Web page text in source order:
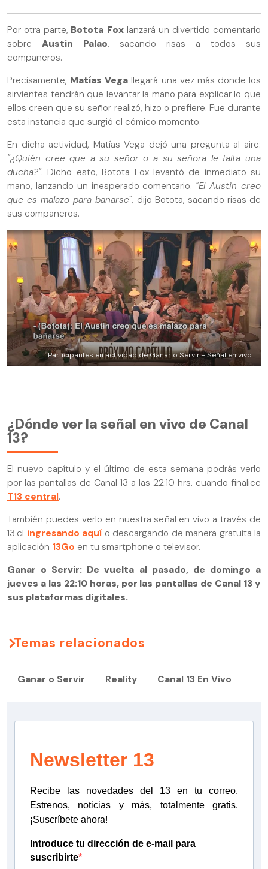
Por otra parte, Botota Foxlanzará un divertido comentario
sobre Austin Palao, sacando risas a todos sus
compañeros.
Precisamente, Matías Vega llegará una vez más donde los
sirvientes tendrán que levantar la mano para explicar lo que
ellos creen que su señor realizó, hizo o prefiere. Fue durante
esta instancia que surgió el cómico momento.
En dicha actividad, Matías Vega dejó una pregunta al aire:
"¿Quién cree que a su señor o a su señora le falta una
ducha?". Dicho esto, Botota Fox levantó de inmediato su
mano, lanzando un inesperado comentario. "El Austin creo
que es malazo para bañarse", dijo Botota, sacando risas de
sus compañeros.
Participantes en actividad de Ganar o Servir - Señal en vivo
¿Dónde ver la señal en vivo de Canal
13?
El nuevo capítulo y el último de esta semana podrás verlo
por las pantallas de Canal 13 a las 22:10 hrs. cuando finalice
T13 central.
También puedes verlo en nuestra señal en vivo a través de
13.cl ingresando aquí o descargando de manera gratuita la
aplicación 13Go en tu smartphone o televisor.
Ganar o Servir: De vuelta al pasado, de domingo a
jueves a las 22:10 horas, por las pantallas de Canal 13 y
sus plataformas digitales.
Temas relacionados
Ganar o Servir Reality Canal 13 En Vivo
Newsletter 13
Recibe las novedades del 13 en tu correo.
Estrenos, noticias y más, totalmente gratis.
¡Suscríbete ahora!
Introduce tu dirección de e-mail para
suscribirte